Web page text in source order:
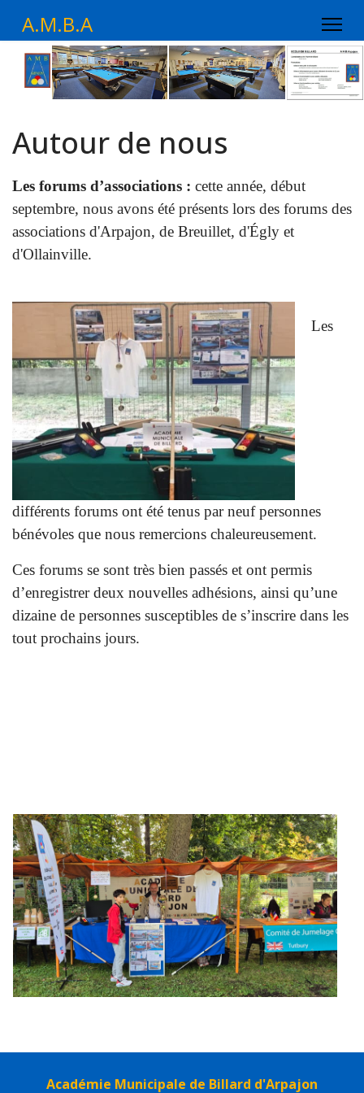
A.M.B.A
Autour de nous
Les forums d’associations : cette année, début
septembre, nous avons été présents lors des forums des
associations d'Arpajon, de Breuillet, d'Égly et
d'Ollainville.
Les
différents forums ont été tenus par neuf personnes
bénévoles que nous remercions chaleureusement.
Ces forums se sont très bien passés et ont permis
d’enregistrer deux nouvelles adhésions, ainsi qu’une
dizaine de personnes susceptibles de s’inscrire dans les
tout prochains jours.
Académie Municipale de Billard d'Arpajon